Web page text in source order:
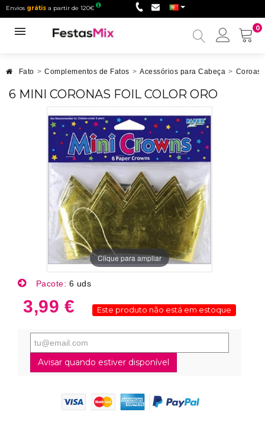
Envios grátis a partir de 120€
0
Minha
Fato > Complementos de Fatos > Acessórios para Cabeça > Coroas
6 MINI CORONAS FOIL COLOR ORO
Clique para ampliar
Pacote: 6 uds
3,99 € Este produto não está em estoque
Avisar quando estiver disponível